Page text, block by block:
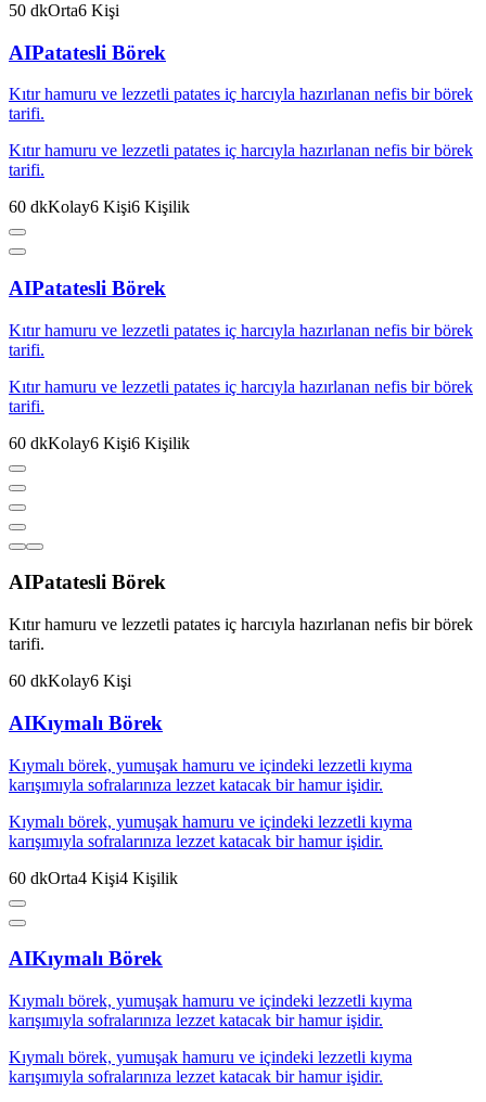
50 dkOrta6 Kişi
AIPatatesli Börek
Kıtır hamuru ve lezzetli patates iç harcıyla hazırlanan nefis bir börek
tarifi.
Kıtır hamuru ve lezzetli patates iç harcıyla hazırlanan nefis bir börek
tarifi.
60 dkKolay6 Kişi6 Kişilik
AIPatatesli Börek
Kıtır hamuru ve lezzetli patates iç harcıyla hazırlanan nefis bir börek
tarifi.
Kıtır hamuru ve lezzetli patates iç harcıyla hazırlanan nefis bir börek
tarifi.
60 dkKolay6 Kişi6 Kişilik
AIPatatesli Börek
Kıtır hamuru ve lezzetli patates iç harcıyla hazırlanan nefis bir börek
tarifi.
60 dkKolay6 Kişi
AIKıymalı Börek
Kıymalı börek, yumuşak hamuru ve içindeki lezzetli kıyma
karışımıyla sofralarınıza lezzet katacak bir hamur işidir.
Kıymalı börek, yumuşak hamuru ve içindeki lezzetli kıyma
karışımıyla sofralarınıza lezzet katacak bir hamur işidir.
60 dkOrta4 Kişi4 Kişilik
AIKıymalı Börek
Kıymalı börek, yumuşak hamuru ve içindeki lezzetli kıyma
karışımıyla sofralarınıza lezzet katacak bir hamur işidir.
Kıymalı börek, yumuşak hamuru ve içindeki lezzetli kıyma
karışımıyla sofralarınıza lezzet katacak bir hamur işidir.